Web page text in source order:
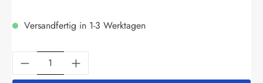
Versandfertig in 1-3 Werktagen
Produkt Anzahl: Gib den gewünschten